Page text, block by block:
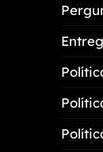
do